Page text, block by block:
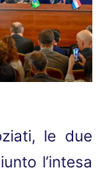
le due
l’intesa